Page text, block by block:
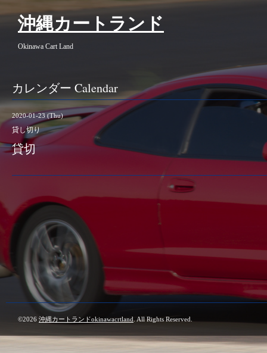
沖縄カートランド
Okinawa Cart Land
カレンダー Calendar
2020-01-23 (Thu)
貸し切り
貸切
©2026 沖縄カートランドokinawacrtland . All Rights Reserved.